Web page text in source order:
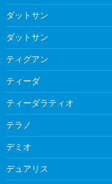
ダットサン
ダットサン
ティグアン
ティーダ
ティーダラティオ
テラノ
デミオ
デュアリス